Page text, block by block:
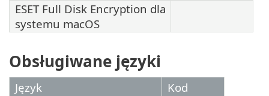
ESET Full Disk Encryption dla
systemu macOS
Obsługiwane języki
Język
Kod